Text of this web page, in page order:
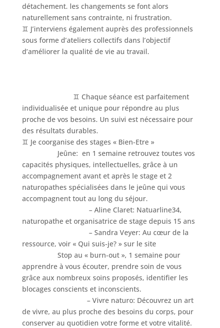
détachement. les changements se font alors
naturellement sans contrainte, ni frustration.
♊️ J’interviens également auprès des professionnels
sous forme d’ateliers collectifs dans l’objectif
d’améliorer la qualité de vie au travail.
♊️ Chaque séance est parfaitement
individualisée et unique pour répondre au plus
proche de vos besoins. Un suivi est nécessaire pour
des résultats durables.
♊️ Je coorganise des stages « Bien-Etre »
Jeûne: en 1 semaine retrouvez toutes vos
capacités physiques, intellectuelles, grâce à un
accompagnement avant et après le stage et 2
naturopathes spécialisées dans le jeûne qui vous
accompagnent tout au long du séjour.
– Aline Claret: Natuarline34,
naturopathe et organisatrice de stage depuis 15 ans
– Sandra Veyer: Au cœur de la
ressource, voir « Qui suis-je? » sur le site
Stop au « burn-out », 1 semaine pour
apprendre à vous écouter, prendre soin de vous
grâce aux nombreux soins proposés, identifier les
blocages conscients et inconscients.
– Vivre naturo: Découvrez un art
de vivre, au plus proche des besoins du corps, pour
conserver au quotidien votre forme et votre vitalité.